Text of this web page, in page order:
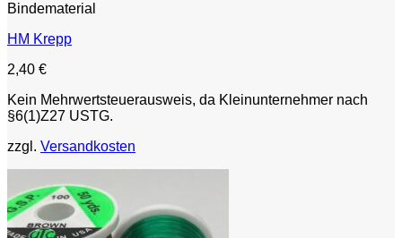
Bindematerial
HM Krepp
2,40 €
Kein Mehrwertsteuerausweis, da Kleinunternehmer nach
§6(1)Z27 USTG.
zzgl. Versandkosten